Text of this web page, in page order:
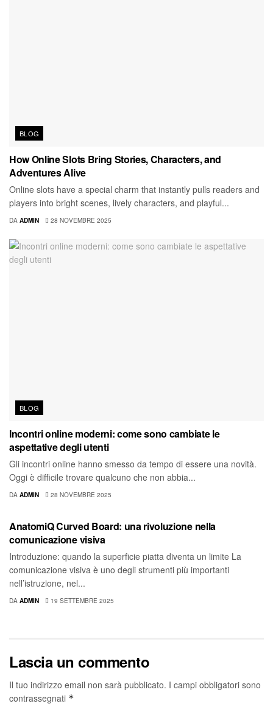
BLOG
How Online Slots Bring Stories, Characters, and
Adventures Alive
Online slots have a special charm that instantly pulls readers and
players into bright scenes, lively characters, and playful...
DA ADMIN 28 NOVEMBRE 2025
BLOG
Incontri online moderni: come sono cambiate le
aspettative degli utenti
Gli incontri online hanno smesso da tempo di essere una novità.
Oggi è difficile trovare qualcuno che non abbia...
DA ADMIN 28 NOVEMBRE 2025
BLOG
AnatomiQ Curved Board: una rivoluzione nella
comunicazione visiva
Introduzione: quando la superficie piatta diventa un limite La
comunicazione visiva è uno degli strumenti più importanti
nell’istruzione, nel...
DA ADMIN 19 SETTEMBRE 2025
Lascia un commento
Il tuo indirizzo email non sarà pubblicato. I campi obbligatori sono
contrassegnati *